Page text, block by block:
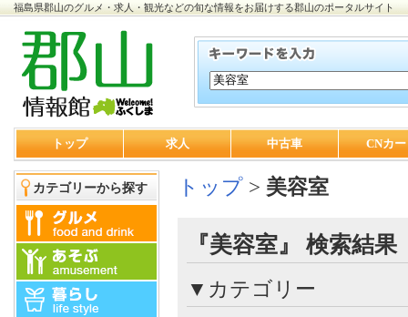
福島県郡山のグルメ・求人・観光などの旬な情報をお届けする郡山のポータルサイト
トップ 求人 中古車 CNカ
カテゴリーから探す トップ > 美容室
『美容室』 検索結
▼カテゴリー